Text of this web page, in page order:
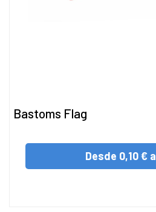
Bastoms Flag
Desde 0,10 € a